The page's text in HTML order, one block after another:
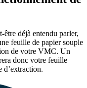
être déjà entendu parler,
feuille de papier souple
de votre VMC. Un
donc votre feuille
d’extraction.